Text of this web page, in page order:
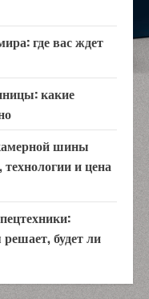
где вас ждет
какие
шины
и цена
будет ли